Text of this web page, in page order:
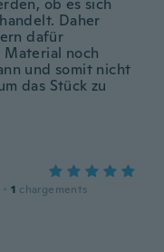
ob es sich
Daher
dafür
noch
und somit nicht
das Stück zu
· 1 chargements